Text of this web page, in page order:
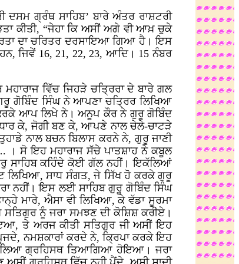
ਦਸਮ ਗ੍ਰੰਥ ਸਾਹਿਬ’ ਬਾਰੇ ਅੰਤਰ ਰਾਸ਼ਟਰੀ
ਕੀਤੀ, “ਜੇਹਾ ਕਿ ਅਸੀਂ ਅਗੇ ਵੀ ਆਖ਼ ਚੁਕੇ
ਦਾ ਚਰਿਤਰ ਦਰਸਾਇਆ ਗਿਆ ਹੈ। ਇਸ
ਜਿਵੇਂ 16, 21, 22, 23, ਆਦਿ। 15 ਨੰਬਰ
ਵਿੱਚ ਜਿਹੜੇ ਚਤ੍ਰਿਰਾ ਦੇ ਬਾਰੇ ਗਲ
ਗੋਬਿੰਦ ਸਿੰਘ ਨੇ ਆਪਣਾ ਚਤ੍ਰਿਰ ਲਿਖਿਆ
ਆਪ ਲਿਖੇ ਨੇ। ਅਨੂਪ ਕੌਰ ਨੇ ਗੁਰੂ ਗੋਬਿੰਦ
ਕੇ, ਜੋਗੀ ਬਣ ਕੇ, ਆਪਣੇ ਨਾਲ ਚੇਲੇ-ਚਾਟੜੇ
ਨਾਲ ਬਚਨ ਬਿਲਾਸ ਕਰਨੇ ਨੇ, ਗੁਰੂ ਜਾਣੀ
। ਸੋ ਇਹ ਮਹਾਰਾਜ ਸੱਚੇ ਪਾਤਸ਼ਾਹ ਨੇ ਕਬੂਲ
ਸਾਹਿਬ ਕਹਿੰਦੇ ਕੋਈ ਗੱਲ ਨਹੀਂ। ਇਕੱਲਿਆਂ
ਲਿਖਿਆ, ਸਾਧ ਸੰਗਤ, ਜੇ ਸਿੱਖ ਹੋ ਕਰਕੇ ਗੁਰੂ
ਨਹੀਂ। ਇਸ ਲਈ ਸਾਹਿਬ ਗੁਰੂ ਗੋਬਿੰਦ ਸਿੰਘ
ਮਾਰੇ, ਐਸਾ ਵੀ ਲਿਖਿਆ, ਕੇ ਵੱਡਾ ਸੂਰਮਾ
ਨੂੰ ਜਰਾ ਸਮਝਣ ਦੀ ਕੋਸ਼ਿਸ਼ ਕਰੀਏ।
ਤੇ ਅਰਜ ਕੀਤੀ ਸਤਿਗੁਰ ਜੀ ਅਸੀਂ ਇਹ
ਨਮਸ਼ਕਾਰਾਂ ਕਰਦੇ ਨੇ, ਕ੍ਰਿਪਾ ਕਰਕੇ ਇਹ
ਲਿਆ ਗ੍ਰਹਿਸਥ ਤਿਆਗਿਆ ਹੋਇਆ। ਜਰਾ